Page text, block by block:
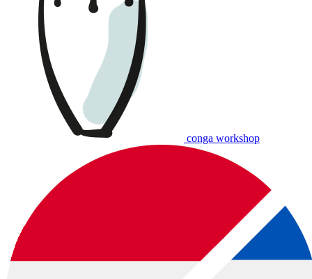
conga workshop